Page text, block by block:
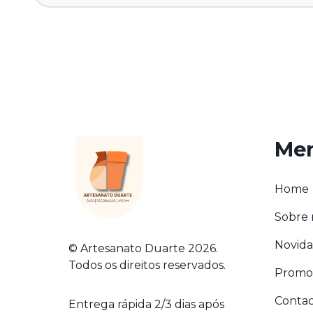
© Artesanato Duarte 2026.
Todos os direitos reservados.
Entrega rápida 2/3 dias após
Home
Sobre